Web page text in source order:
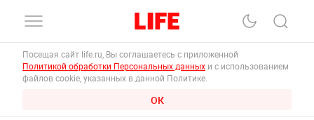
Посещая сайт life.ru, Вы соглашаетесь с приложенной
Политикой обработки Персональных данных и с использованием
файлов cookie, указанных в данной Политике.
ОК